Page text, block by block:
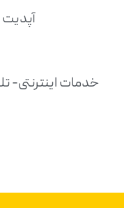
آپدیت
خدمات اینترنتی-